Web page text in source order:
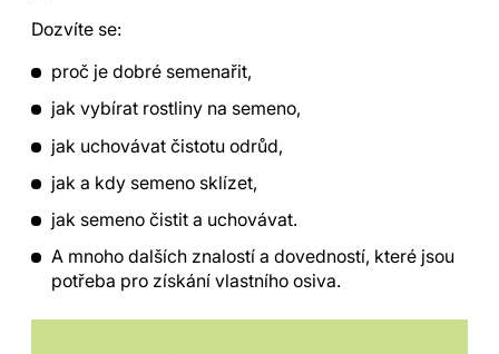
Dozvíte se:
proč je dobré semenařit,
jak vybírat rostliny na semeno,
jak uchovávat čistotu odrůd,
jak a kdy semeno sklízet,
jak semeno čistit a uchovávat.
A mnoho dalších znalostí a dovedností, které jsou
potřeba pro získání vlastního osiva.